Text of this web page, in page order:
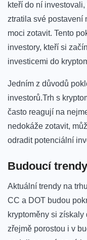
kteří do ní
ztratila své postavení
moci zotavit. Tento
investory, kteří ‍si
⁤investicemi do
Jedním z ⁢důvodů
investorů.Trh s
často reagují na
nedokáže zotavit,
odradit‌ potenciální
Budoucí trendy
Aktuální trendy ​na
CC⁢ a⁣ DOT‍ budou
kryptoměny si
zřejmě porostou ‍i v